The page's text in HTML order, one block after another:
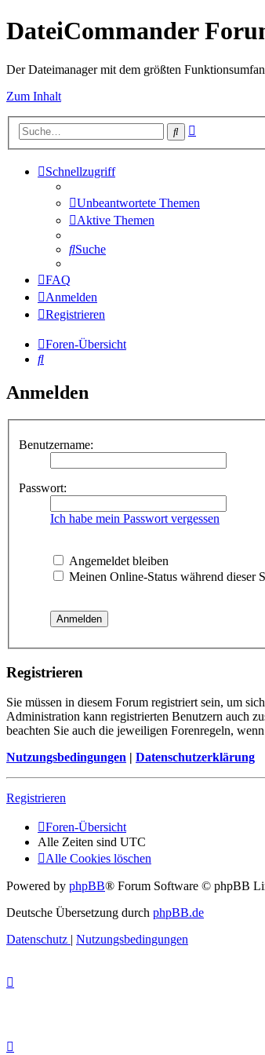
DateiCommander
Der Dateimanager mit dem größten
Zum Inhalt
Suche
Schnellzugriff
Unbeantwortete Themen
Aktive Themen
Suche
FAQ
Anmelden
Registrieren
Foren-Übersicht
Suche
Anmelden
Benutzername:
Passwort:
Ich habe mein Passwort vergessen
Angemeldet bleiben
Meinen Online-Status während dieser
Registrieren
Sie müssen in diesem Forum registriert sein, um
Administration kann registrierten Benutzern auch
beachten Sie auch die jeweiligen Forenregeln,
Nutzungsbedingungen | Datenschutzerklärung
Registrieren
Foren-Übersicht
Alle Zeiten sind UTC
Alle Cookies löschen
Powered by phpBB® Forum Software © phpBB
Deutsche Übersetzung durch phpBB.de
Datenschutz | Nutzungsbedingungen